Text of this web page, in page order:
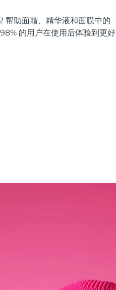
助面霜、精华液和面膜中的
的用户在使用后体验到更好